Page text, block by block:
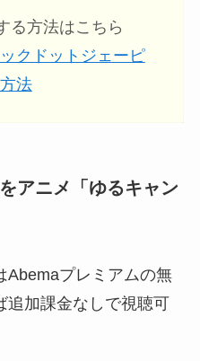
る方法はこちら
クドットジェーピ
法
をアニメ「ゆるキャン
プレミアムの無
追加課金なしで視聴可